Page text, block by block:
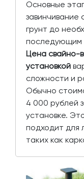
Основные
завинчивание
грунт до
последующим
Цена свайно-
установкой
сложности и
Обычно
4 000 рублей
установке.
подходит для
таких как